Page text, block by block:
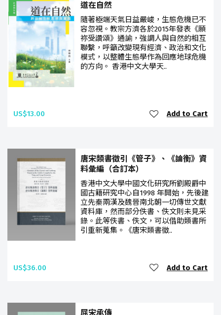
道在自然
隨著極端天氣日益嚴峻，生態危機已不
容忽視。教宗方濟各於2015年發表《願
祢受讚頌》通諭，強調人與自然的相互
聯繫，呼籲改變現有經濟、政治和文化
模式，以整體生態學作為回應地球危機
的方向。 香港中文大學天..
US$13.00 Add to Cart
唐宋類書徵引《管子》、《論衡》資
料彙編（合訂本）
香港中文大學中國文化研究所劉殿爵中
國古籍研究中心自1998 年開始，先後建
立先秦兩漢及魏晉南北朝一切傳世文獻
資料庫，然而部分佚書、佚文則未見采
錄。此等佚書、佚文，可以借助類書所
引重新蒐集。《唐宋類書徵..
US$36.00 Add to Cart
屈宋承傳